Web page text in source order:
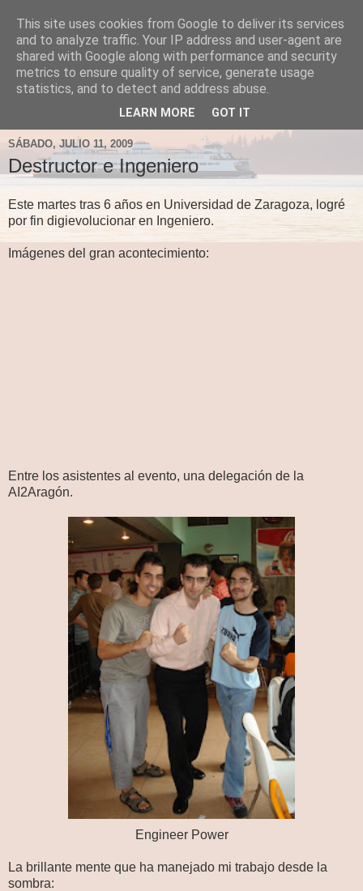
Fergus el Destructor
Blog sobre lo que le apetece escribir a Fergus, en el caso
de que le apetezca escribir.
SÁBADO, JULIO 11, 2009
Destructor e Ingeniero
Este martes tras 6 años en Universidad de Zaragoza, logré
por fin digievolucionar en Ingeniero.
Imágenes del gran acontecimiento:
Entre los asistentes al evento, una delegación de la
AI2Aragón.
Engineer Power
La brillante mente que ha manejado mi trabajo desde la
sombra:
This site uses cookies from Google to deliver its services
and to analyze traffic. Your IP address and user-agent are
shared with Google along with performance and security
metrics to ensure quality of service, generate usage
statistics, and to detect and address abuse.
LEARN MORE GOT IT